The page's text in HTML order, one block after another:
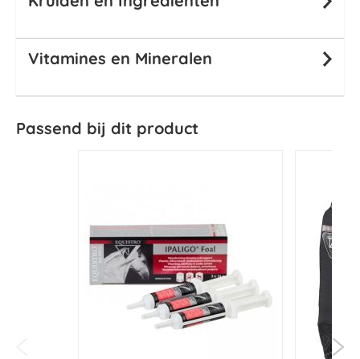
Vitamines en Mineralen
Passend bij dit product